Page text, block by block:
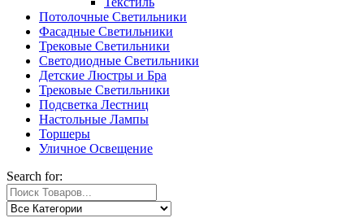
Потолочные Светильники
Фасадные Светильники
Трековые Светильники
Светодиодные Светильники
Детские Люстры и Бра
Трековые Светильники
Подсветка Лестниц
Настольные Лампы
Торшеры
Уличное Освещение
Search for: